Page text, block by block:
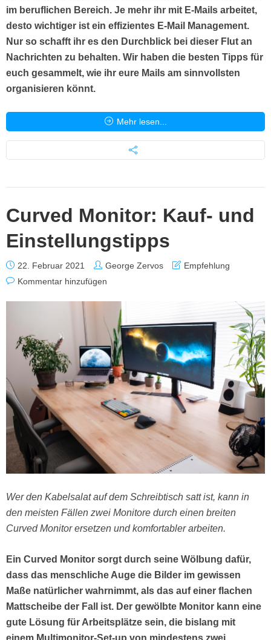
im beruflichen Bereich. Je mehr ihr mit E-Mails arbeitet,
desto wichtiger ist ein effizientes E-Mail Management.
Nur so schafft ihr es den Durchblick bei dieser Flut an
Nachrichten zu behalten. Wir haben die besten Tipps für
euch gesammelt, wie ihr eure Mails am sinnvollsten
organisieren könnt.
Mehr lesen...
Curved Monitor: Kauf- und
Einstellungstipps
22. Februar 2021 George Zervos
Empfehlung
Kommentar hinzufügen
Wer den Kabelsalat auf dem Schreibtisch satt ist, kann in
den meisten Fällen zwei Monitore durch einen breiten
Curved Monitor ersetzen und komfortabler arbeiten.
Ein Curved Monitor sorgt durch seine Wölbung dafür,
dass das menschliche Auge die Bilder im gewissen
Maße natürlicher wahrnimmt, als das auf einer flachen
Mattscheibe der Fall ist. Der gewölbte Monitor kann eine
gute Lösung für Arbeitsplätze sein, die bislang mit
einem Multimonitor-Set-up von mindestens zwei